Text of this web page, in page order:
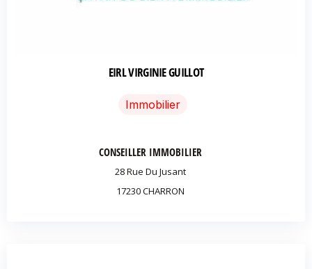
EIRL VIRGINIE GUILLOT
Immobilier
CONSEILLER IMMOBILIER
28 Rue Du Jusant
17230 CHARRON